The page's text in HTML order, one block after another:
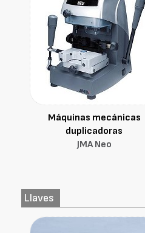
Máquinas mecánicas
duplicadoras
JMA Neo
Llaves